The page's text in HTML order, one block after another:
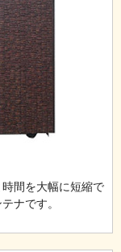
間を大幅に短縮で
ナです。